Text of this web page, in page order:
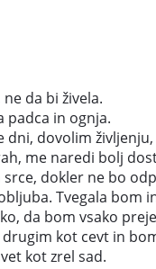
da bi živela.
padca in ognja.
dni, dovolim
me naredi bolj
srce, dokler ne bo
Tvegala bom
da bom vsako
kot cevt in
kot zrel sad.